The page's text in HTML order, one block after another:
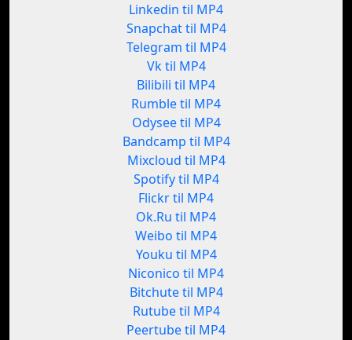
Linkedin til MP4
Snapchat til MP4
Telegram til MP4
Vk til MP4
Bilibili til MP4
Rumble til MP4
Odysee til MP4
Bandcamp til MP4
Mixcloud til MP4
Spotify til MP4
Flickr til MP4
Ok.Ru til MP4
Weibo til MP4
Youku til MP4
Niconico til MP4
Bitchute til MP4
Rutube til MP4
Peertube til MP4